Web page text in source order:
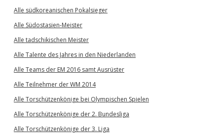
Alle südkoreanischen Pokalsieger
Alle Südostasien-Meister
Alle tadschikischen Meister
Alle Talente des Jahres in den Niederlanden
Alle Teams der EM 2016 samt Ausrüster
Alle Teilnehmer der WM 2014
Alle Torschützenkönige bei Olympischen Spielen
Alle Torschützenkönige der 2. Bundesliga
Alle Torschützenkönige der 3. Liga